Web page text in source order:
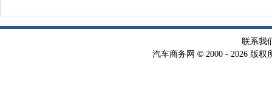
联系我
汽车商务网 © 2000 - 2026 版权